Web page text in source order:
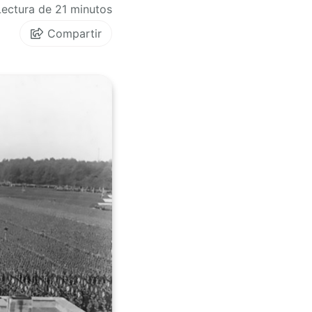
de 21 minutos
Compartir